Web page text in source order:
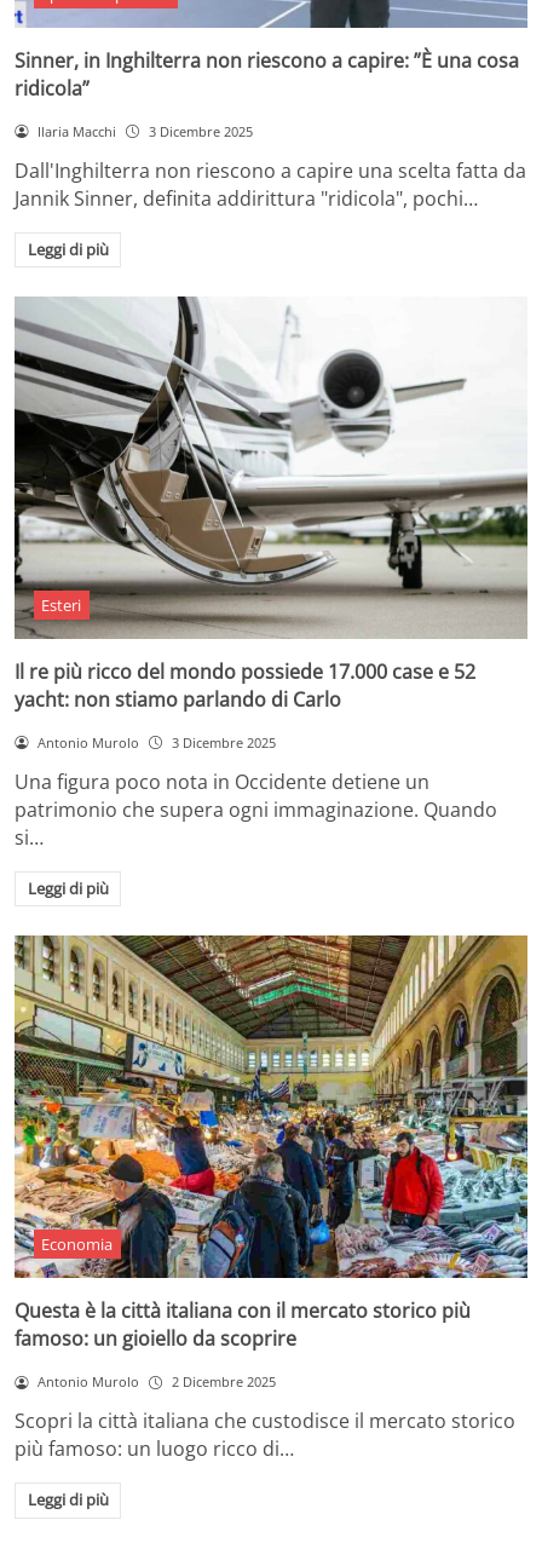
Sinner, in Inghilterra non riescono a capire: ”È una cosa
ridicola”
Ilaria Macchi 3 Dicembre 2025
Dall'Inghilterra non riescono a capire una scelta fatta da
Jannik Sinner, definita addirittura "ridicola", pochi…
Leggi di più
Esteri
Il re più ricco del mondo possiede 17.000 case e 52
yacht: non stiamo parlando di Carlo
Antonio Murolo 3 Dicembre 2025
Una figura poco nota in Occidente detiene un
patrimonio che supera ogni immaginazione. Quando
si…
Leggi di più
Economia
Questa è la città italiana con il mercato storico più
famoso: un gioiello da scoprire
Antonio Murolo 2 Dicembre 2025
Scopri la città italiana che custodisce il mercato storico
più famoso: un luogo ricco di…
Leggi di più